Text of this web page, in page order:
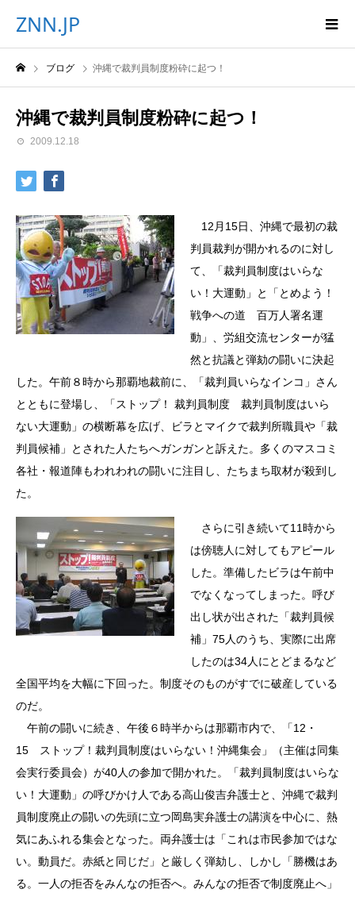
ZNN.JP
ブログ 沖縄で裁判員制度粉砕に起つ！
沖縄で裁判員制度粉砕に起つ！
2009.12.18
12月15日、沖縄で最初の裁
判員裁判が開かれるのに対し
て、「裁判員制度はいらな
い！大運動」と「とめよう！
戦争への道 百万人署名運
動」、労組交流センターが猛
然と抗議と弾劾の闘いに決起
した。午前８時から那覇地裁前に、「裁判員いらなインコ」さん
とともに登場し、「ストップ！ 裁判員制度 裁判員制度はいら
ない大運動」の横断幕を広げ、ビラとマイクで裁判所職員や「裁
判員候補」とされた人たちへガンガンと訴えた。多くのマスコミ
各社・報道陣もわれわれの闘いに注目し、たちまち取材が殺到し
た。
さらに引き続いて11時から
は傍聴人に対してもアピール
した。準備したビラは午前中
でなくなってしまった。呼び
出し状が出された「裁判員候
補」75人のうち、実際に出席
したのは34人にとどまるなど
全国平均を大幅に下回った。制度そのものがすでに破産している
のだ。
午前の闘いに続き、午後６時半からは那覇市内で、「12・
15 ストップ！裁判員制度はいらない！沖縄集会」（主催は同集
会実行委員会）が40人の参加で開かれた。「裁判員制度はいらな
い！大運動」の呼びかけ人である高山俊吉弁護士と、沖縄で裁判
員制度廃止の闘いの先頭に立つ岡島実弁護士の講演を中心に、熱
気にあふれる集会となった。両弁護士は「これは市民参加ではな
い。動員だ。赤紙と同じだ」と厳しく弾劾し、しかし「勝機はあ
る。一人の拒否をみんなの拒否へ。みんなの拒否で制度廃止へ」